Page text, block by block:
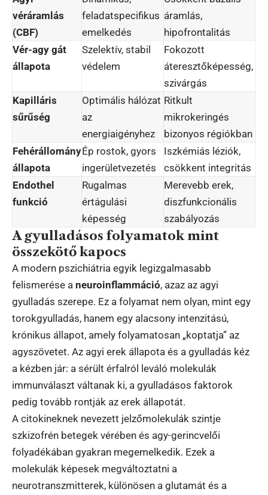
véráramlás
(CBF)
feladatspecifikus
emelkedés
áramlás,
hipofrontalitás
Vér-agy gát
állapota
Szelektív, stabil
védelem
Fokozott
áteresztőképesség,
szivárgás
Kapilláris
sűrűség
Optimális hálózat
az
energiaigényhez
Ritkult
mikrokeringés
bizonyos régiókban
Fehérállomány
állapota
Ép rostok, gyors
ingerületvezetés
Iszkémiás léziók,
csökkent integritás
Endothel
funkció
Rugalmas
értágulási
képesség
Merevebb erek,
diszfunkcionális
szabályozás
A gyulladásos folyamatok mint
összekötő kapocs
A modern pszichiátria egyik legizgalmasabb
felismerése a neuroinflammáció, azaz az agyi
gyulladás szerepe. Ez a folyamat nem olyan, mint egy
torokgyulladás, hanem egy alacsony intenzitású,
krónikus állapot, amely folyamatosan „koptatja” az
agyszövetet. Az agyi erek állapota és a gyulladás kéz
a kézben jár: a sérült érfalról leváló molekulák
immunválaszt váltanak ki, a gyulladásos faktorok
pedig tovább rontják az erek állapotát.
A citokineknek nevezett jelzőmolekulák szintje
szkizofrén betegek vérében és agy-gerincvelői
folyadékában gyakran megemelkedik. Ezek a
molekulák képesek megváltoztatni a
neurotranszmitterek, különösen a glutamát és a